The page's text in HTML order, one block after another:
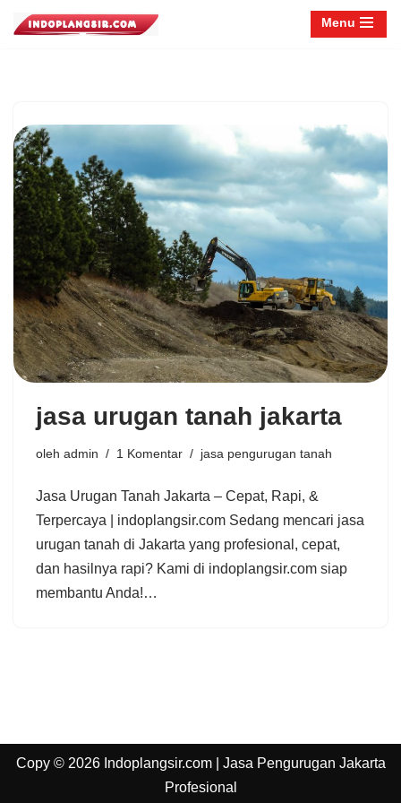
Menu
jasa urugan tanah jakarta
oleh admin 1 Komentar jasa pengurugan tanah
Jasa Urugan Tanah Jakarta – Cepat, Rapi, &
Terpercaya | indoplangsir.com Sedang mencari jasa
urugan tanah di Jakarta yang profesional, cepat,
dan hasilnya rapi? Kami di indoplangsir.com siap
membantu Anda!…
Copy © 2026 Indoplangsir.com | Jasa Pengurugan Jakarta
Profesional